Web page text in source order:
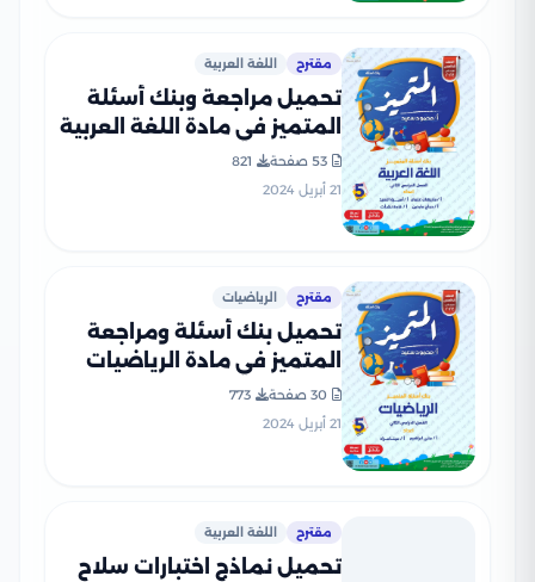
مقترح اللغة العربية
تحميل مراجعة وبنك أسئلة
المتميز في مادة اللغة العربية
للصف الخامس الابتدائي الترم
الثاني
53 صفحة
821
21 أبريل 2024
مقترح الرياضيات
تحميل بنك أسئلة ومراجعة
المتميز في مادة الرياضيات
للصف الخامس الابتدائي الترم
الثاني مع الإجابات النموذجية
30 صفحة
773
21 أبريل 2024
مقترح اللغة العربية
تحميل نماذج اختبارات سلاح